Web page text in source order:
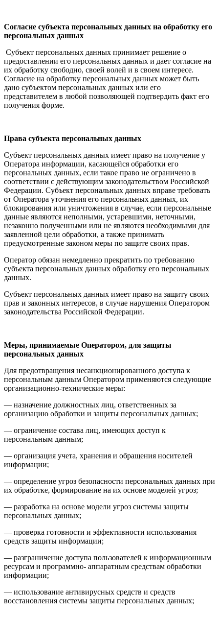
Согласие субъекта персональных данных на обработку его
персональных данных
Субъект персональных данных принимает решение о
предоставлении его персональных данных и дает согласие на
их обработку свободно, своей волей и в своем интересе.
Согласие на обработку персональных данных может быть
дано субъектом персональных данных или его
представителем в любой позволяющей подтвердить факт его
получения форме.
Права субъекта персональных данных
Субъект персональных данных имеет право на получение у
Оператора информации, касающейся обработки его
персональных данных, если такое право не ограничено в
соответствии с действующим законодательством Российской
Федерации. Субъект персональных данных вправе требовать
от Оператора уточнения его персональных данных, их
блокирования или уничтожения в случае, если персональные
данные являются неполными, устаревшими, неточными,
незаконно полученными или не являются необходимыми для
заявленной цели обработки, а также принимать
предусмотренные законом меры по защите своих прав.
Оператор обязан немедленно прекратить по требованию
субъекта персональных данных обработку его персональных
данных.
Субъект персональных данных имеет право на защиту своих
прав и законных интересов, в случае нарушения Оператором
законодательства Российской Федерации.
Меры, принимаемые Оператором, для защиты
персональных данных
Для предотвращения несанкционированного доступа к
персональным данным Оператором применяются следующие
организационно-технические меры:
— назначение должностных лиц, ответственных за
организацию обработки и защиты персональных данных;
— ограничение состава лиц, имеющих доступ к
персональным данным;
— организация учета, хранения и обращения носителей
информации;
— определение угроз безопасности персональных данных при
их обработке, формирование на их основе моделей угроз;
— разработка на основе модели угроз системы защиты
персональных данных;
— проверка готовности и эффективности использования
средств защиты информации;
— разграничение доступа пользователей к информационным
ресурсам и программно- аппаратным средствам обработки
информации;
— использование антивирусных средств и средств
восстановления системы защиты персональных данных;